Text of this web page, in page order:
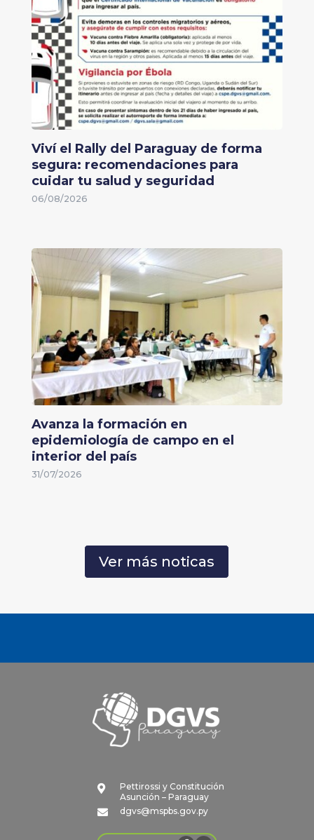
Viví el Rally del Paraguay de forma
segura: recomendaciones para
cuidar tu salud y seguridad
06/08/2026
Avanza la formación en
epidemiología de campo en el
interior del país
31/07/2026
Ver más noticas

Pettirossi y Constitución
Asunción – Paraguay

dgvs@mspbs.gov.py